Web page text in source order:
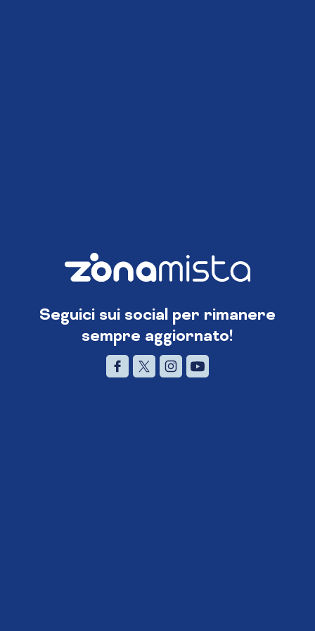
Seguici sui social per rimanere
sempre aggiornato!